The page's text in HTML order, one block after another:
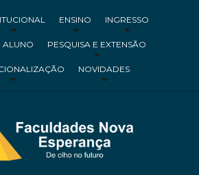
ENSINO INGRESSO
ALUNO PESQUISA E EXTENSÃO
NOVIDADES